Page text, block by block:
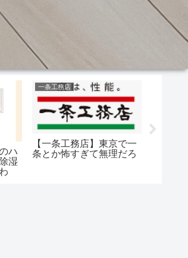
ハ
湿
一条工務店
【一条工務店】東京で一
条とか怖すぎて無理だろ